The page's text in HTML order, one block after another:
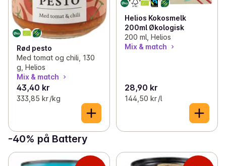
Rød pesto
Med tomat og chili, 130
g, Helios
Mix & match
43,40 kr
333,85 kr /kg
Helios Kokosmelk
200ml Økologisk
200 ml, Helios
Mix & match
28,90 kr
144,50 kr /l
-40% på Battery